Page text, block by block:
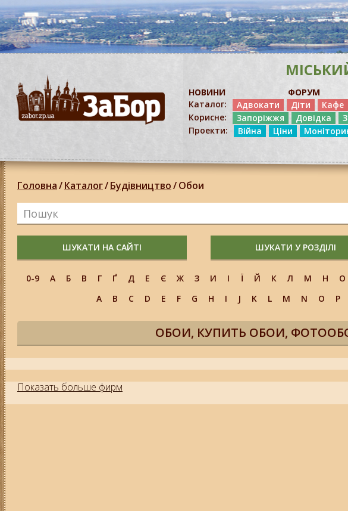
НОВИНИ ФОРУМ
Каталог:
Адвокати Діти Кафе
Корисне:
Запоріжжя Довідка
Проекти:
Війна Ціни
Головна/Каталог/Будівництво/Обои
ШУКАТИ НА САЙТІ ШУКАТИ У РОЗДІЛІ
0-9 А Б В Г Ґ Д Е Є Ж З И І Ї Й К Л М Н О
A
B C D E F G H I J K L M N O P
ОБОИ, КУПИТЬ ОБОИ,
Показать больше фирм